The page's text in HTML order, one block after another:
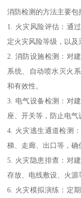
消防检测的方法主要包
1. 火灾风险评估：通
定火灾风险等级，以及
2. 消防设施检测：对
系统、自动喷水灭火
和有效性。
3. 电气设备检测：对
座、开关等，防止电气
4. 火灾逃生通道检测
梯、走廊、出口等，确
5. 火灾隐患排查：对
存放、电线敷设、火源
6. 火灾模拟演练：定